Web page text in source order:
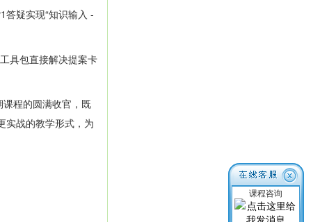
疑实现“知识输入 -
具包直接解决提案卡
课程的圆满收官，既
实战的教学形式，为
课程咨询